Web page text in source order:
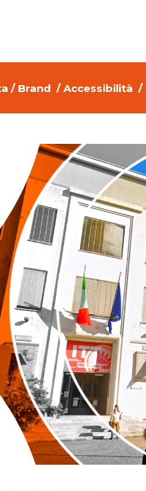
Aziende
per
VR &
/ Brand / Accessibilità /